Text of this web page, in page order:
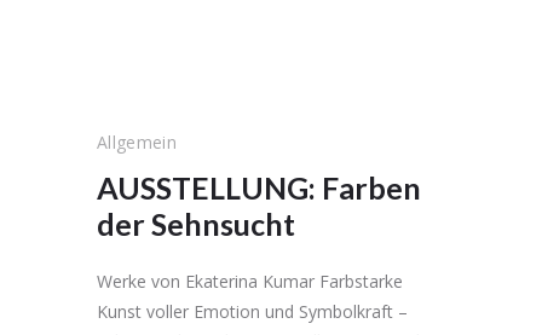
Allgemein
AUSSTELLUNG: Farben
der Sehnsucht
Werke von Ekaterina Kumar Farbstarke
Kunst voller Emotion und Symbolkraft –